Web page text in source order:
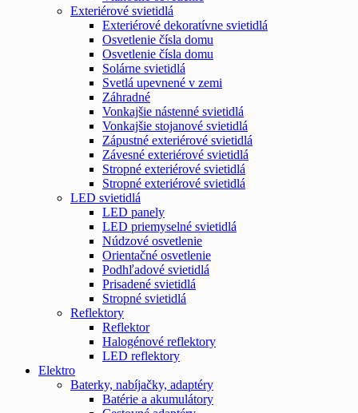
Exteriérové svietidlá
Exteriérové dekoratívne svietidlá
Osvetlenie čísla domu
Osvetlenie čísla domu
Solárne svietidlá
Svetlá upevnené v zemi
Záhradné
Vonkajšie nástenné svietidlá
Vonkajšie stojanové svietidlá
Zápustné exteriérové svietidlá
Závesné exteriérové svietidlá
Stropné exteriérové svietidlá
Stropné exteriérové svietidlá
LED svietidlá
LED panely
LED priemyselné svietidlá
Núdzové osvetlenie
Orientačné osvetlenie
Podhľadové svietidlá
Prisadené svietidlá
Stropné svietidlá
Reflektory
Reflektor
Halogénové reflektory
LED reflektory
Elektro
Baterky, nabíjačky, adaptéry
Batérie a akumulátory